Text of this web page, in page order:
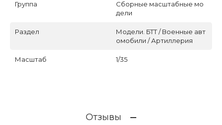
Группа
Сборные масштабные мо
дели
Раздел
Модели. БТТ / Военные авт
омобили / Артиллерия
Масштаб 1/35
Отзывы